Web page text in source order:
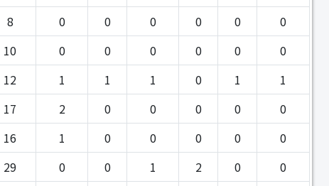
8 0 0 0 0 0
0
10 0 0 0 0 0
0
12 1 1 1 0 1
1
17 2 0 0 0 0
0
16 1 0 0 0 0
0
29 0 0 1 2 0
0